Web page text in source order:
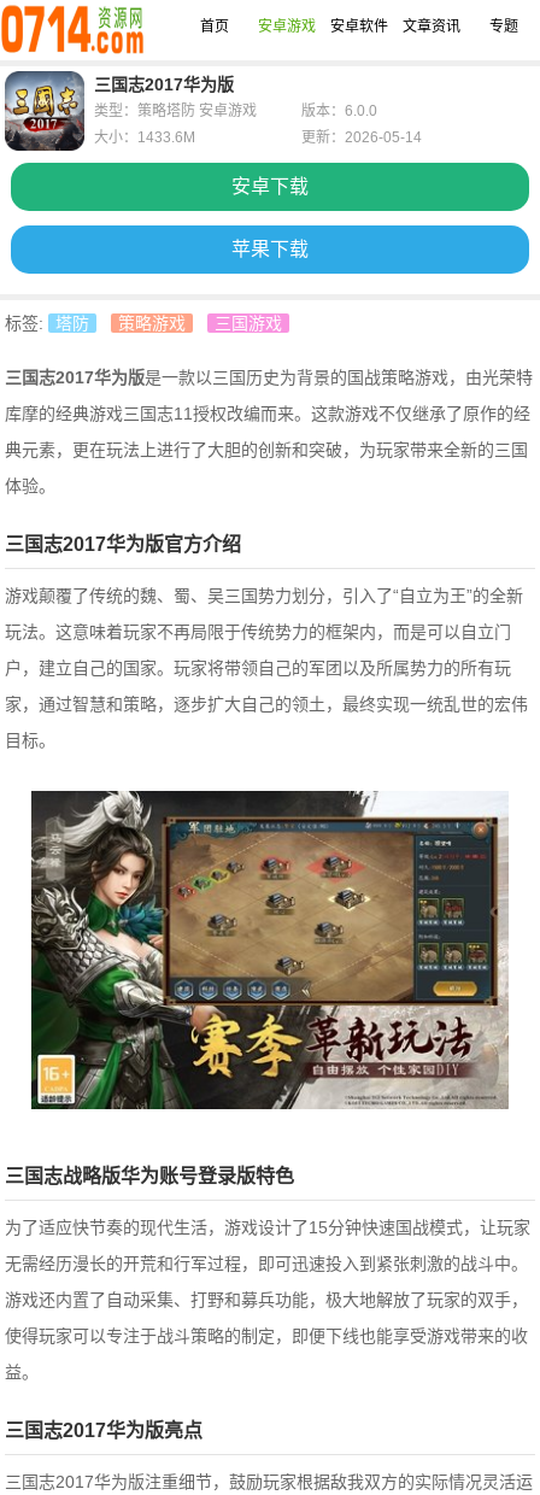
首页 安卓游戏 安卓软件 文章资讯 专题
三国志2017华为版
安卓下载
苹果下载
类型：策略塔防 安卓游戏
版本：6.0.0
大小：1433.6M
更新：2026-05-14
标签: 塔防 策略游戏 三国游戏
三国志2017华为版是一款以三国历史为背景的国战策略游戏，由光荣特
库摩的经典游戏三国志11授权改编而来。这款游戏不仅继承了原作的经
典元素，更在玩法上进行了大胆的创新和突破，为玩家带来全新的三国
体验。
三国志2017华为版官方介绍
游戏颠覆了传统的魏、蜀、吴三国势力划分，引入了“自立为王”的全新
玩法。这意味着玩家不再局限于传统势力的框架内，而是可以自立门
户，建立自己的国家。玩家将带领自己的军团以及所属势力的所有玩
家，通过智慧和策略，逐步扩大自己的领土，最终实现一统乱世的宏伟
目标。
三国志战略版华为账号登录版特色
为了适应快节奏的现代生活，游戏设计了15分钟快速国战模式，让玩家
无需经历漫长的开荒和行军过程，即可迅速投入到紧张刺激的战斗中。
游戏还内置了自动采集、打野和募兵功能，极大地解放了玩家的双手，
使得玩家可以专注于战斗策略的制定，即便下线也能享受游戏带来的收
益。
三国志2017华为版亮点
三国志2017华为版注重细节，鼓励玩家根据敌我双方的实际情况灵活运